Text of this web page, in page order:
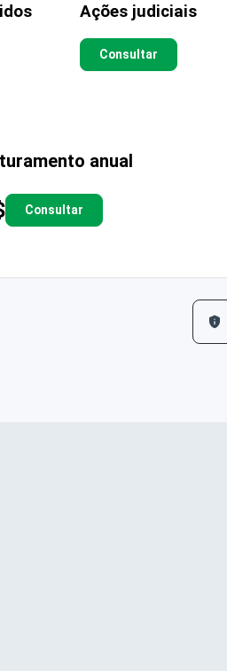
Ações judiciais
Consultar
anual
Consultar